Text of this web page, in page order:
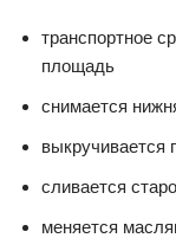
транспортное
площадь
снимается
выкручивается
сливается
меняется